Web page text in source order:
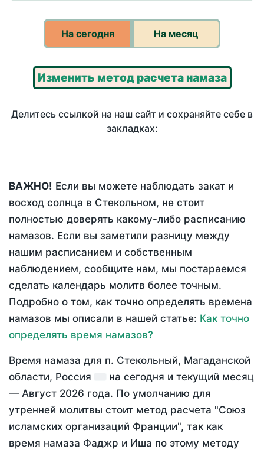
На сегодня На месяц
Изменить метод расчета намаза
Делитесь ссылкой на наш сайт и сохраняйте себе в
закладках:
ВАЖНО! Если вы можете наблюдать закат и
восход солнца в Стекольном, не стоит
полностью доверять какому-либо расписанию
намазов. Если вы заметили разницу между
нашим расписанием и собственным
наблюдением, сообщите нам, мы постараемся
сделать календарь молитв более точным.
Подробно о том, как точно определять времена
намазов мы описали в нашей статье: Как точно
определять время намазов?
Время намаза для п. Стекольный, Магаданской
области, Россия
на сегодня и текущий месяц
— Август 2026 года. По умолчанию для
утренней молитвы стоит метод расчета "Союз
исламских организаций Франции", так как
время намаза Фаджр и Иша по этому методу